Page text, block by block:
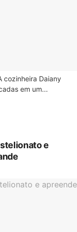
cozinheira Daiany
em um...
e